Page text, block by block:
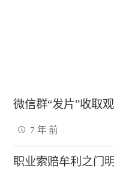
微信群“发片”收取
7 年 前
职业索赔牟利之门